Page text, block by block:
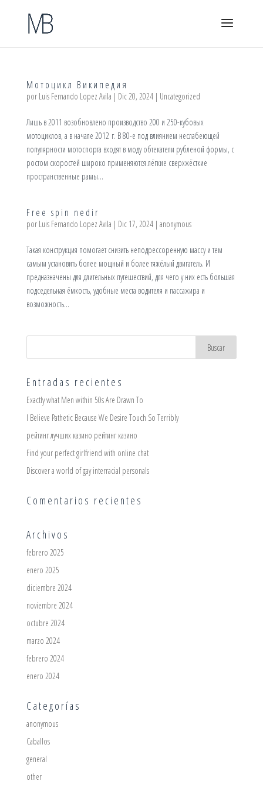
Мотоцикл Википедия
por Luis Fernando Lopez Avila | Dic 20, 2024| Uncategorized
Лишь в 2011 возобновлено производство 200 и 250-кубовых
мотоциклов, а в начале 2012 г. В 80-е под влиянием неслабеющей
популярности мотоспорта входят в моду обтекатели рубленой формы, с
ростом скоростей широко применяются лёгкие сверхжёсткие
пространственные рамы...
Free spin nedir
por Luis Fernando Lopez Avila | Dic 17, 2024| anonymous
Такая конструкция помогает снизить неподрессоренную массу и тем
самым установить более мощный и более тяжёлый двигатель. И
предназначены для длительных путешествий, для чего у них есть большая
подседельная ёмкость, удобные места водителя и пассажира и
возможность...
Entradas recientes
Exactly what Men within 50s Are Drawn To
I Believe Pathetic Because We Desire Touch So Terribly
рейтинг лучших казино рейтинг казино
Find your perfect girlfriend with online chat
Discover a world of gay interracial personals
Comentarios recientes
Archivos
febrero 2025
enero 2025
diciembre 2024
noviembre 2024
octubre 2024
marzo 2024
febrero 2024
enero 2024
Categorías
anonymous
Caballos
general
other